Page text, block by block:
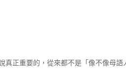
真正重要的，從來都不是「像不像母語